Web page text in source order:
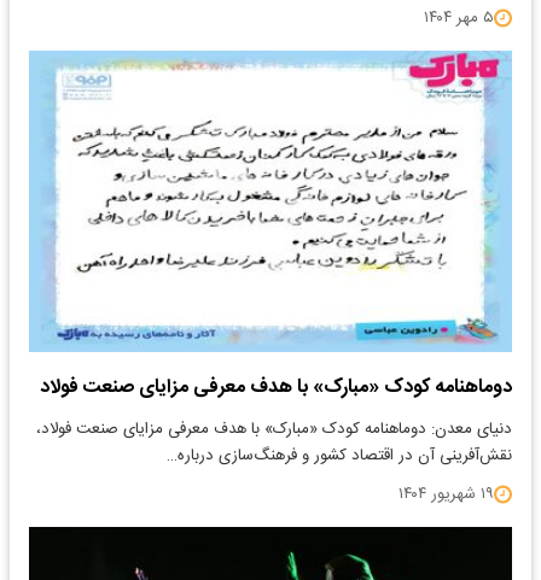
۵ مهر ۱۴۰۴
دوماهنامه کودک «مبارک» با هدف معرفی مزایای صنعت فولاد
دنیای معدن: دوماهنامه کودک «مبارک» با هدف معرفی مزایای صنعت فولاد،
نقش‌آفرینی آن در اقتصاد کشور و فرهنگ‌سازی درباره…
۱۹ شهریور ۱۴۰۴